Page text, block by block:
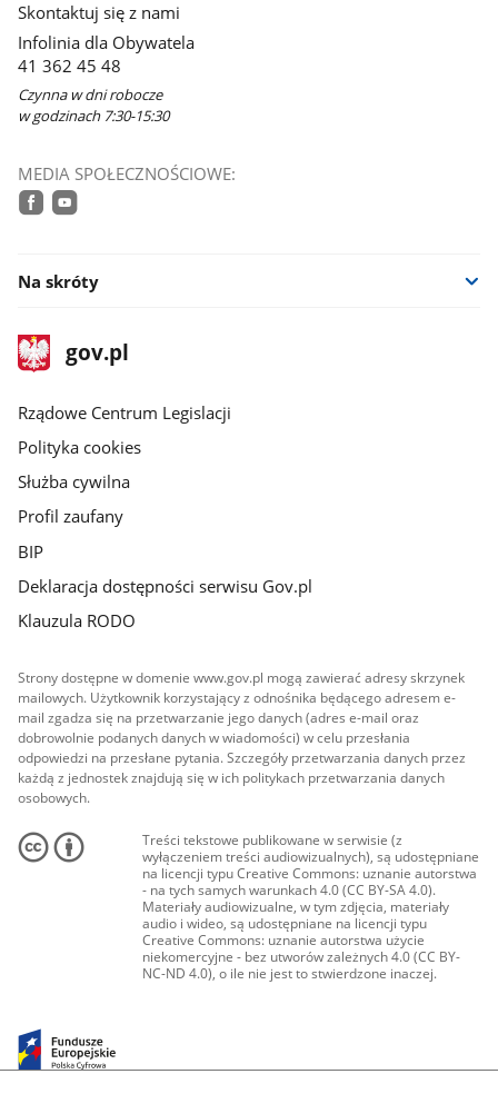
nowym
oknie
Skontaktuj się z nami
Infolinia dla Obywatela
41 362 45 48
Czynna w dni robocze
w godzinach 7:30-15:30
MEDIA SPOŁECZNOŚCIOWE:
Na skróty
stopka
gov.plStrona
gov.pl
Rządowe Centrum Legislacji
Polityka cookies
Służba cywilna
Profil zaufany
BIP
Deklaracja dostępności serwisu Gov.pl
Klauzula RODO
Strony dostępne w domenie www.gov.pl mogą zawierać adresy skrzynek
mailowych. Użytkownik korzystający z odnośnika będącego adresem e-
mail zgadza się na przetwarzanie jego danych (adres e-mail oraz
dobrowolnie podanych danych w wiadomości) w celu przesłania
odpowiedzi na przesłane pytania. Szczegóły przetwarzania danych przez
każdą z jednostek znajdują się w ich politykach przetwarzania danych
osobowych.
Treści tekstowe publikowane w serwisie (z
wyłączeniem treści audiowizualnych), są udostępniane
na licencji typu Creative Commons: uznanie autorstwa
- na tych samych warunkach 4.0 (CC BY-SA 4.0).
Materiały audiowizualne, w tym zdjęcia, materiały
audio i wideo, są udostępniane na licencji typu
Creative Commons: uznanie autorstwa użycie
niekomercyjne - bez utworów zależnych 4.0 (CC BY-
NC-ND 4.0), o ile nie jest to stwierdzone inaczej.